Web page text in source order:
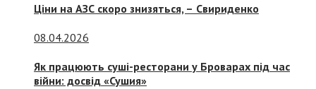
Ціни на АЗС скоро знизяться, – Свириденко
08.04.2026
Як працюють суші-ресторани у Броварах під час
війни: досвід «Сушия»